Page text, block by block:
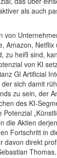
als auch
von
Amazon,
zu heiß sind,
von KI
Gl Artificial
sich damit
zu sein, der
des KI-
die Aktien
Fortschritt in
davon direkt
Thomas.